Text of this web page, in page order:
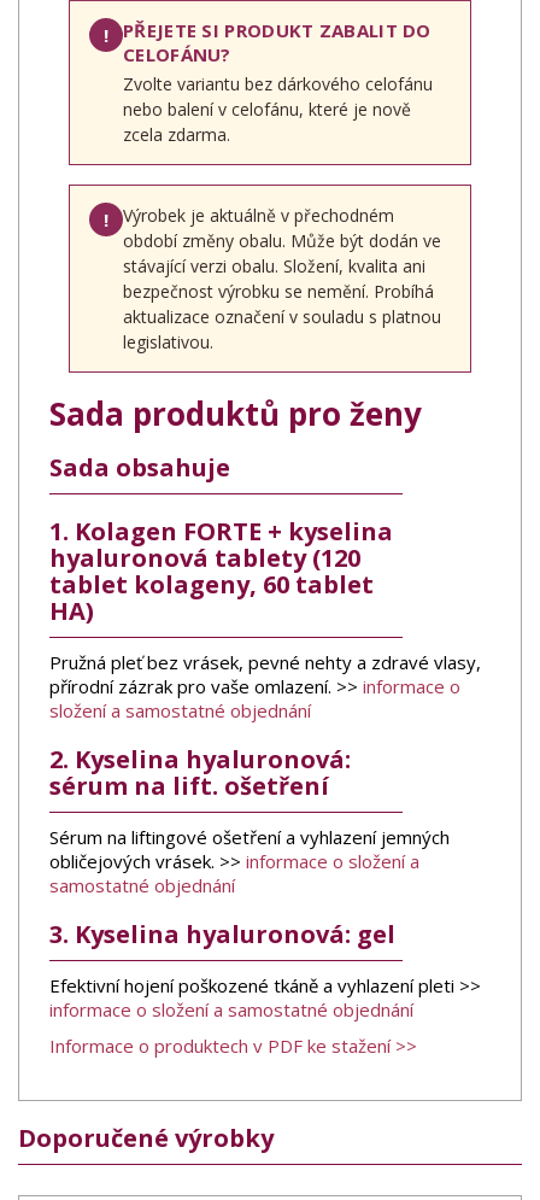
!
PŘEJETE SI PRODUKT ZABALIT DO
CELOFÁNU?
Zvolte variantu bez dárkového celofánu
nebo balení v celofánu, které je nově
zcela zdarma.
!
Výrobek je aktuálně v přechodném
období změny obalu. Může být dodán ve
stávající verzi obalu. Složení, kvalita ani
bezpečnost výrobku se nemění. Probíhá
aktualizace označení v souladu s platnou
legislativou.
Sada produktů pro ženy
Sada obsahuje
1. Kolagen FORTE + kyselina
hyaluronová tablety (120
tablet kolageny, 60 tablet
HA)
Pružná pleť bez vrásek, pevné nehty a zdravé vlasy,
přírodní zázrak pro vaše omlazení. >> informace o
složení a samostatné objednání
2. Kyselina hyaluronová:
sérum na lift. ošetření
Sérum na liftingové ošetření a vyhlazení jemných
obličejových vrásek. >> informace o složení a
samostatné objednání
3. Kyselina hyaluronová: gel
Efektivní hojení poškozené tkáně a vyhlazení pleti >>
informace o složení a samostatné objednání
Informace o produktech v PDF ke stažení >>
Doporučené výrobky